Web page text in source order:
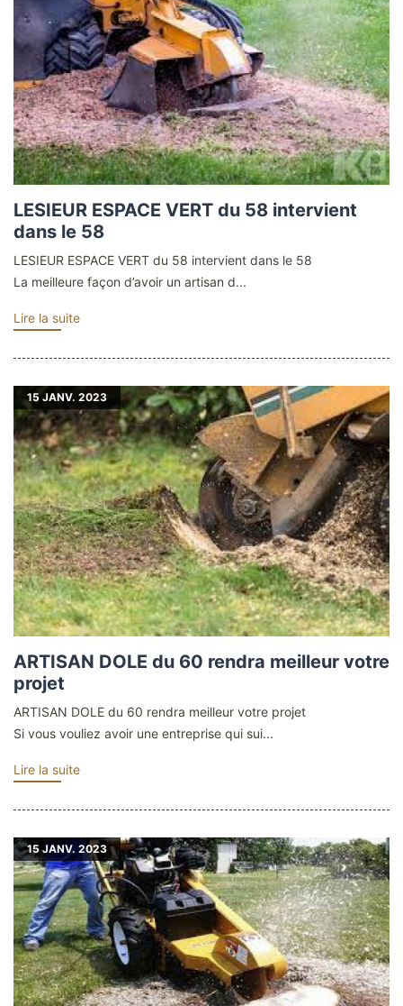
LESIEUR ESPACE VERT du 58 intervient
dans le 58
LESIEUR ESPACE VERT du 58 intervient dans le 58
La meilleure façon d’avoir un artisan d...
Lire la suite
15JANV. 2023
ARTISAN DOLE du 60 rendra meilleur votre
projet
ARTISAN DOLE du 60 rendra meilleur votre projet
Si vous vouliez avoir une entreprise qui sui...
Lire la suite
15JANV. 2023